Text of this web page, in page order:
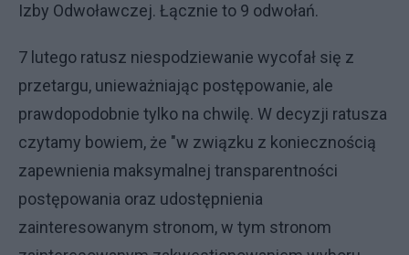
Izby Odwoławczej. Łącznie to 9 odwołań.
7 lutego ratusz niespodziewanie wycofał się z
przetargu, unieważniając postępowanie, ale
prawdopodobnie tylko na chwilę. W decyzji ratusza
czytamy bowiem, że "w związku z koniecznością
zapewnienia maksymalnej transparentności
postępowania oraz udostępnienia
zainteresowanym stronom, w tym stronom